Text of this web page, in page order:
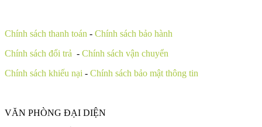
Chính sách thanh toán - Chính sách bảo hành
Chính sách đổi trả - Chính sách vận chuyển
Chính sách khiếu nại - Chính sách bảo mật thông tin
VĂN PHÒNG ĐẠI DIỆN